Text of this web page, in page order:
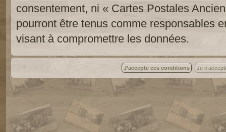
consentement, ni « Cartes Postales
pourront être tenus comme responsables
visant à compromettre les données.